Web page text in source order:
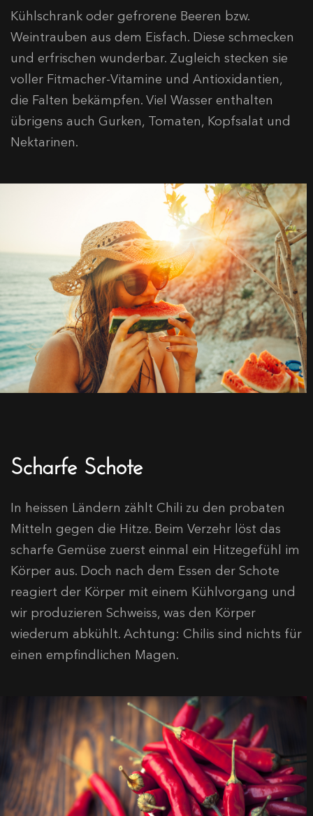
Kühlschrank oder gefrorene Beeren bzw.
Weintrauben aus dem Eisfach. Diese schmecken
und erfrischen wunderbar. Zugleich stecken sie
voller Fitmacher-Vitamine und Antioxidantien,
die Falten bekämpfen. Viel Wasser enthalten
übrigens auch Gurken, Tomaten, Kopfsalat und
Nektarinen.
Scharfe Schote
In heissen Ländern zählt Chili zu den probaten
Mitteln gegen die Hitze. Beim Verzehr löst das
scharfe Gemüse zuerst einmal ein Hitzegefühl im
Körper aus. Doch nach dem Essen der Schote
reagiert der Körper mit einem Kühlvorgang und
wir produzieren Schweiss, was den Körper
wiederum abkühlt. Achtung: Chilis sind nichts für
einen empfindlichen Magen.